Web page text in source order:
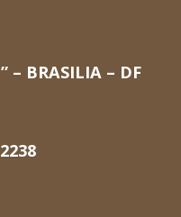
– BRASILIA – DF